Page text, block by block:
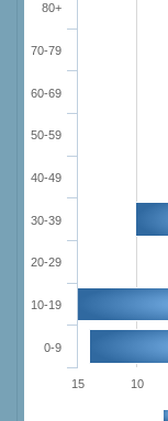
0-9
10-19
20-29
30-39
40-49
50-59
60-69
70-79
80+
15 10